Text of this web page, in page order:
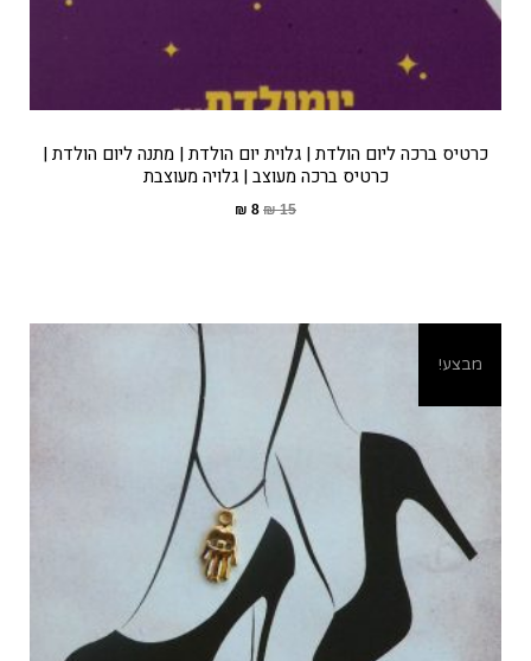
כרטיס ברכה ליום הולדת | גלוית יום הולדת | מתנה ליום הולדת |
כרטיס ברכה מעוצב | גלויה מעוצבת
15
₪
8
₪
מבצע!